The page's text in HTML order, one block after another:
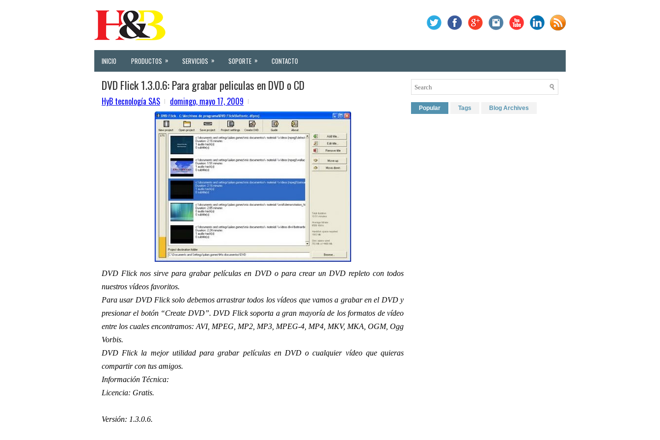
INICIO PRODUCTOS » SERVICIOS » SOPORTE » CONTACTO
DVD Flick 1.3.0.6: Para grabar peliculas en DVD o CD
HyB tecnología SAS domingo, mayo 17, 2009
DVD Flick nos sirve para grabar películas en DVD o para crear un DVD repleto con todos
nuestros vídeos favoritos.
Para usar DVD Flick solo debemos arrastrar todos los vídeos que vamos a grabar en el DVD y
presionar el botón “Create DVD”. DVD Flick soporta a gran mayoría de los formatos de vídeo
entre los cuales encontramos: AVI, MPEG, MP2, MP3, MPEG-4, MP4, MKV, MKA, OGM, Ogg
Vorbis.
DVD Flick la mejor utilidad para grabar películas en DVD o cualquier vídeo que quieras
compartir con tus amigos.
Información Técnica:
Licencia: Gratis.
Versión: 1.3.0.6.
Popular Tags Blog Archives